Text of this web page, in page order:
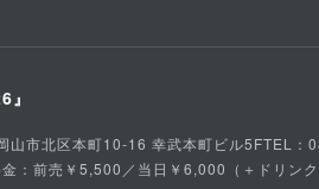
市北区本町10-16 幸武本町ビル5FTEL
前売￥5,500／当日￥6,000（＋ドリン